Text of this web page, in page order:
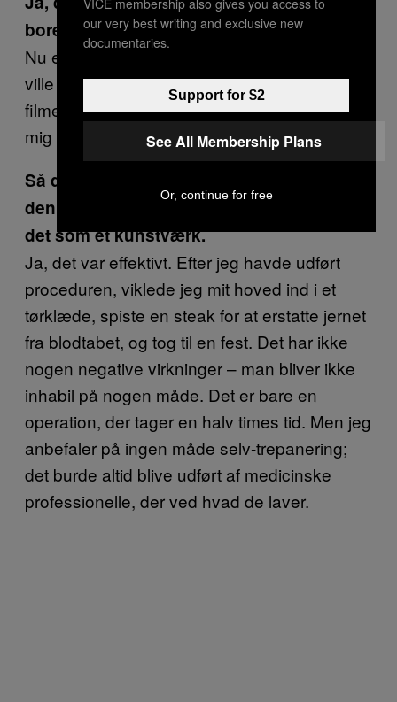
bore et hul i sit eget hoved.
Nu er jeg jo kunstner, så jeg tænkte, at jeg
ville lave en film om det. Det hjalp at lave
filmen, fordi det føltes som om, at jeg adskilte
mig lidt fra situationen, og tog et skridt tilbage.
Så du havde den fysiske bedøvelse, og
den mentale “bedøvelse” af at behandle
det som et kunstværk.
Ja, det var effektivt. Efter jeg havde udført
proceduren, viklede jeg mit hoved ind i et
tørklæde, spiste en steak for at erstatte jernet
fra blodtabet, og tog til en fest. Det har ikke
nogen negative virkninger – man bliver ikke
inhabil på nogen måde. Det er bare en
operation, der tager en halv times tid. Men jeg
anbefaler på ingen måde selv-trepanering;
det burde altid blive udført af medicinske
professionelle, der ved hvad de laver.
our very best writing and exclusive new
documentaries.
Support for $2
See All Membership Plans
Or, continue for free